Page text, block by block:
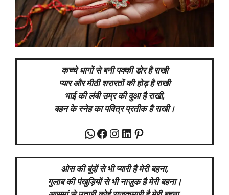
कच्चे धागों से बनी पक्की डोर है राखी
प्यार और मीठी शरारतों की होड़ है राखी
भाई की लंबी उम्र की दुआ है राखी,
बहन के स्नेह का पवित्र प्रतीक है राखी।
WhatsApp
Facebook
Instagram
LinkedIn
Pinterest
ओस की बूंदों से भी प्यारी है मेरी बहना,
गुलाब की पंखुड़ियों से भी नाज़ुक है मेरी बहना।